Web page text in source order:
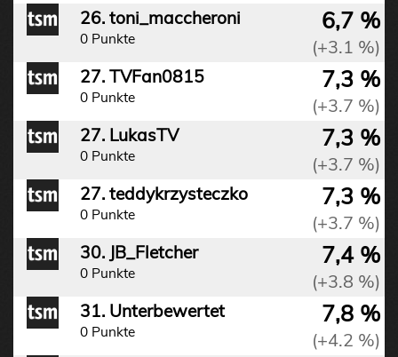
26. toni_maccheroni
0 Punkte
6,7 %
(+3.1 %)
27. TVFan0815
0 Punkte
7,3 %
(+3.7 %)
27. LukasTV
0 Punkte
7,3 %
(+3.7 %)
27. teddykrzysteczko
0 Punkte
7,3 %
(+3.7 %)
30. JB_Fletcher
0 Punkte
7,4 %
(+3.8 %)
31. Unterbewertet
0 Punkte
7,8 %
(+4.2 %)